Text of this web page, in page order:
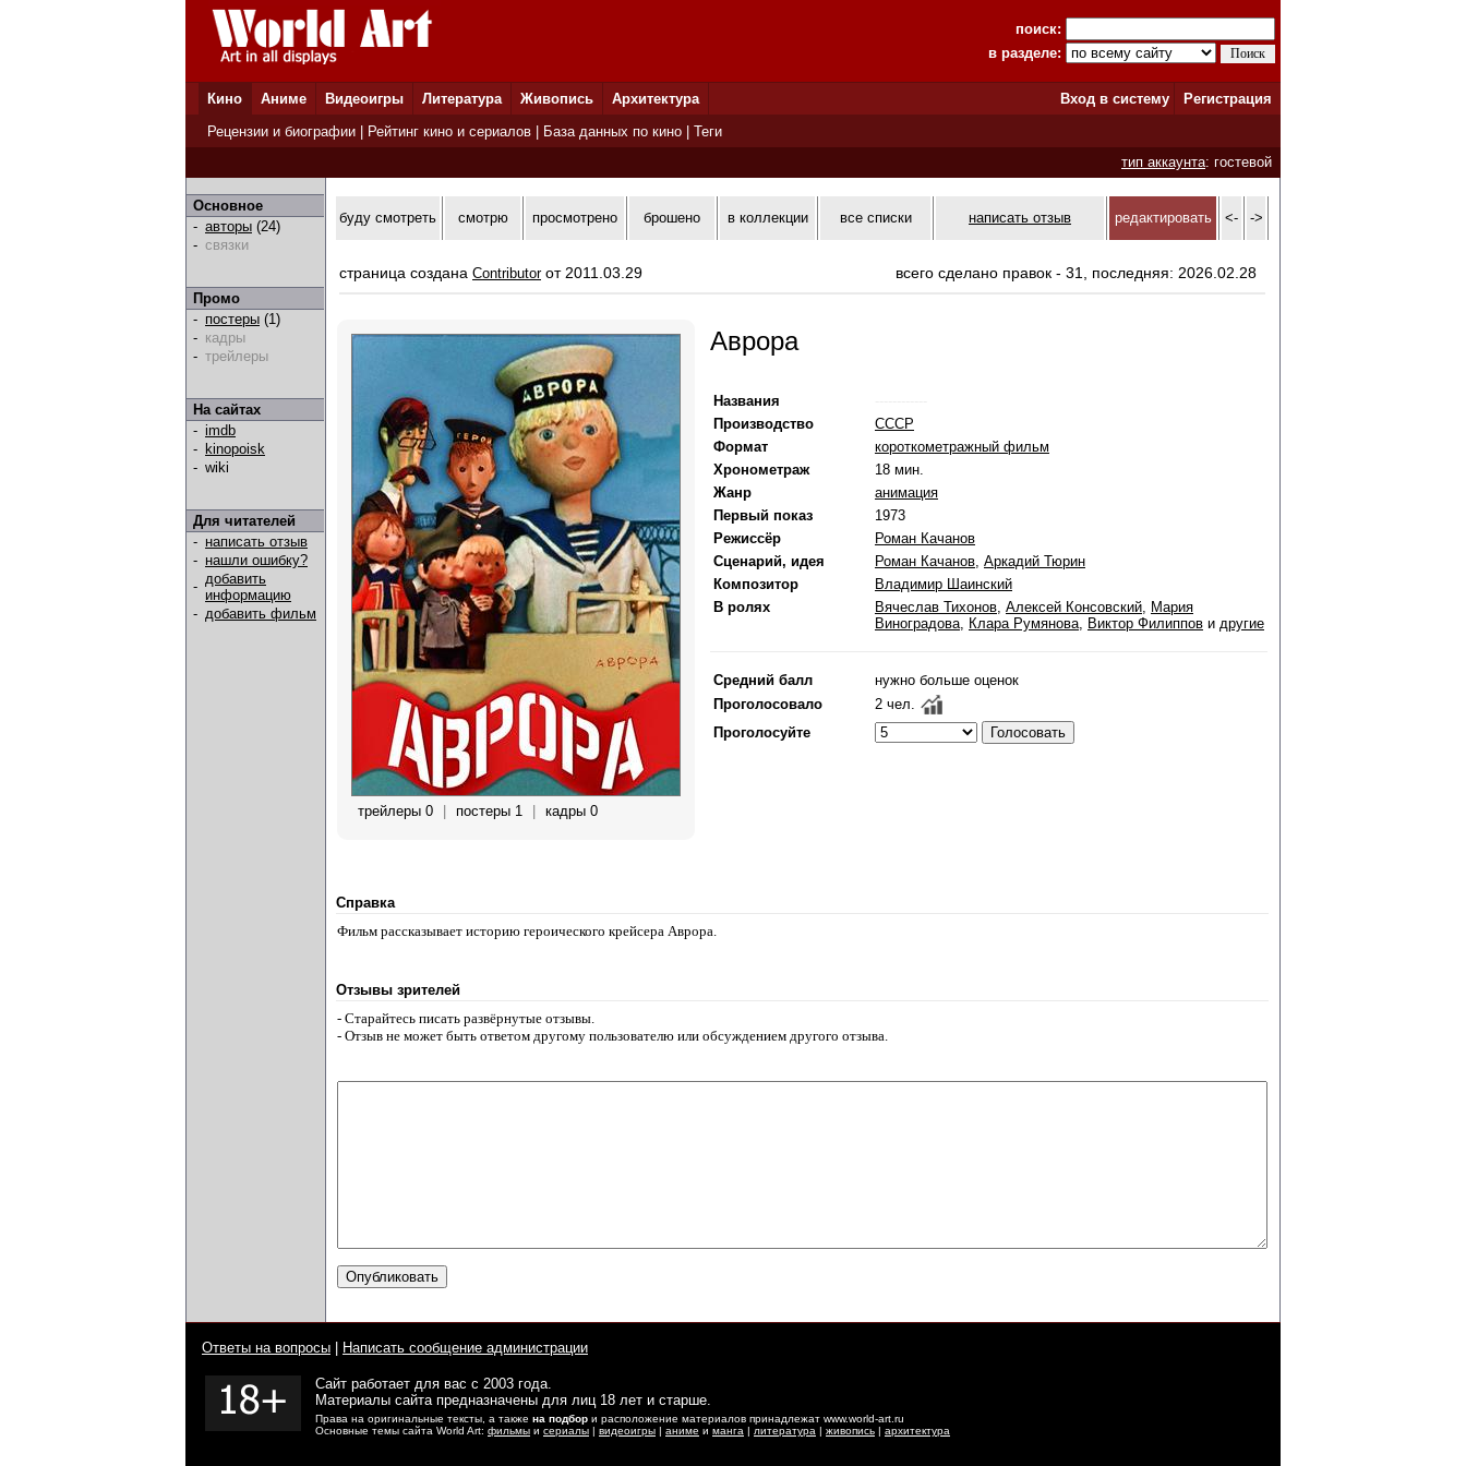
поиск:
в разделе:
Кино Аниме Видеоигры Литература Живопись Архитектура Вход в систему
Регистрация
Рецензии и биографии
Рейтинг кино и сериалов База данных по кино
Теги
тип аккаунта: гостевой
Основное
- авторы (24)
- связки
Промо
- постеры (1)
- кадры
- трейлеры
На сайтах
- imdb
- kinopoisk
- wiki
Для читателей
- написать отзыв
- нашли ошибку?
- добавить
информацию
- добавить фильм
буду смотреть смотрю просмотрено брошено в коллекции все списки написать отзыв редактировать <- ->
страница создана Contributorот 2011.03.29 всего сделано правок - 31, последняя: 2026.02.28
трейлеры 0 постеры 1 кадры 0
Аврора
Названия
Производство
СССР
Формат
короткометражный фильм
Хронометраж
18 мин.
Жанр
анимация
Первый показ
1973
Режиссёр
Роман Качанов
Сценарий, идея
Роман Качанов, Аркадий Тюрин
Композитор
Владимир Шаинский
В ролях
Вячеслав Тихонов, Алексей Консовский, Мария
Виноградова, Клара Румянова, Виктор Филиппов и другие
Средний балл
нужно больше оценок
Проголосовало
2 чел.
Проголосуйте
Справка
Фильм рассказывает историю героического крейсера Аврора.
Отзывы зрителей
- Старайтесь писать развёрнутые отзывы.
- Отзыв не может быть ответом другому пользователю или обсуждением другого отзыва.
Ответы на вопросы Написать сообщение администрации
Сайт работает для вас с 2003 года.
Материалы сайта предназначены для лиц 18 лет и старше.
Права на оригинальные тексты, а также на подбор и расположение материалов принадлежат www.world-art.ru
Основные темы сайта World Art: фильмы и сериалы | видеоигры | аниме и манга | литература | живопись | архитектура